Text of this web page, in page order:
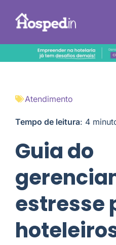
Atendimento
Tempo de leitura: 4
Guia do
estresse